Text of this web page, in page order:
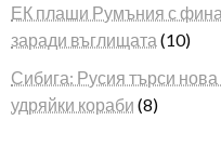
ЕК плаши Румъния с
заради въглищата (10)
Сибига: Русия търси нова
удряйки кораби (8)